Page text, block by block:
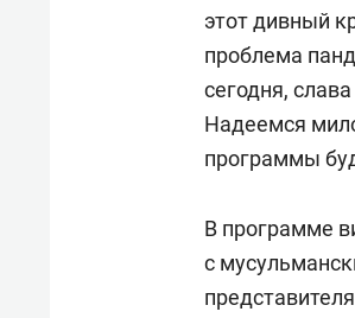
этот дивный
проблема
сегодня,
Надеемся
программы
В программе
с